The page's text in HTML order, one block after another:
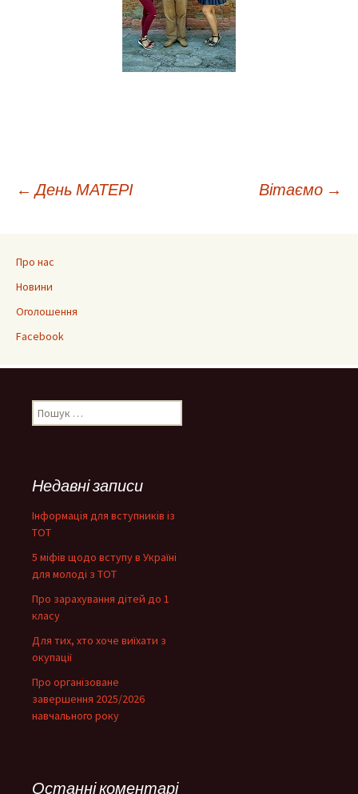
Навігація
по
запису
← День МАТЕРІ Вітаємо →
Про нас
Новини
Оголошення
Facebook
Пошук:
Недавні записи
Інформація для вступників із
ТОТ
5 міфів щодо вступу в Україні
для молоді з ТОТ
Про зарахування дітей до 1
класу
Для тих, хто хоче виїхати з
окупації
Про організоване
завершення 2025/2026
навчального року
Останні коментарі